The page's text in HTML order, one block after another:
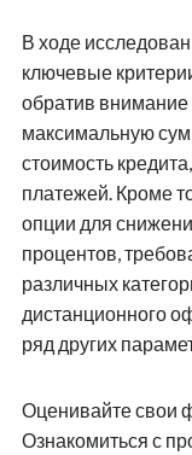
В ходе
ключевые
обратив внимание
максимальную
стоимость
платежей. Кроме
опции для
процентов,
различных
дистанционного
ряд других
Оценивайте свои
Ознакомиться с